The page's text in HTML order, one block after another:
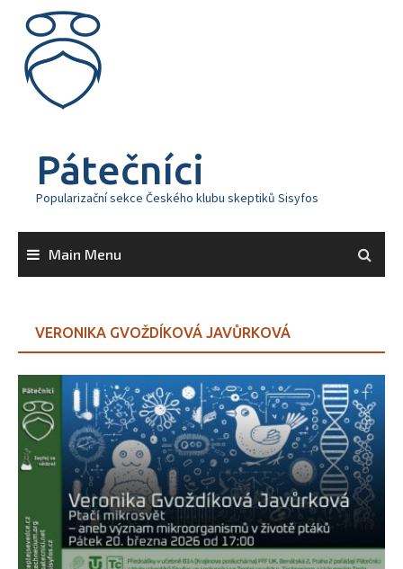
content
Pátečníci
Popularizační sekce Českého klubu skeptiků Sisyfos
Main Menu
VERONIKA GVOŽDÍKOVÁ JAVŮRKOVÁ